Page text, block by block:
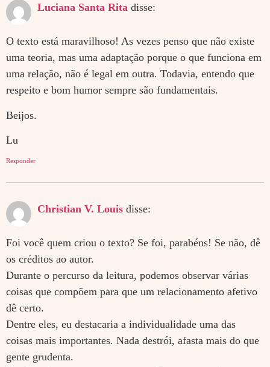
Luciana Santa Rita disse:
O texto está maravilhoso! As vezes penso que não existe
uma teoria, mas uma adaptação porque o que funciona em
uma relação, não é legal em outra. Todavia, entendo que
respeito e bom humor sempre são fundamentais.
Beijos.
Lu
Responder
Christian V. Louis disse:
Foi você quem criou o texto? Se foi, parabéns! Se não, dê
os créditos ao autor.
Durante o percurso da leitura, podemos observar várias
coisas que compõem para que um relacionamento afetivo
dê certo.
Dentre eles, eu destacaria a individualidade uma das
coisas mais importantes. Nada destrói, afasta mais do que
gente grudenta.